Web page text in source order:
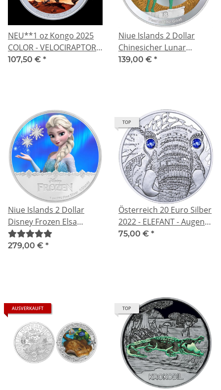
NEU**1 oz Kongo 2025
COLOR - VELOCIRAPTOR -
Killersaurier Serie
107,50 € *
Niue Islands 2 Dollar
Chinesicher Lunar
Kalender Jahr des Ziege
139,00 € *
Niue Islands 2 Dollar
Disney Frozen Elsa
coloriert, 2016, 1 Unze
Silber coloriert 1 oz,
279,00 € *
TOP
Österreich 20 Euro Silber
2022 - ELEFANT - Augen
der Kontinente - 2022
75,00 € *
AUSVERKAUFT TOP